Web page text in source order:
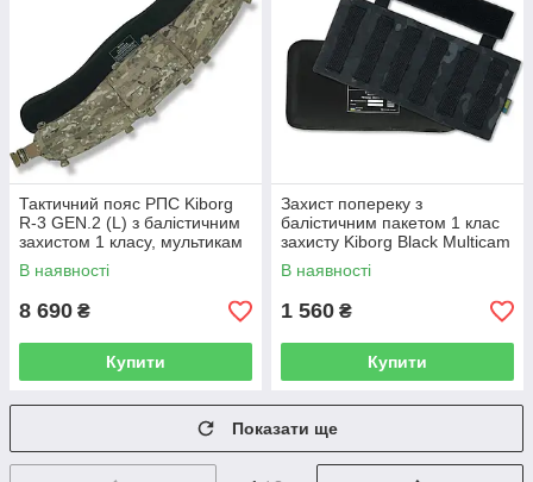
Тактичний пояс РПС Kiborg
R-3 GEN.2 (L) з балістичним
захистом 1 класу, мультикам
В наявності
8 690 ₴
Купити
Захист попереку з
балістичним пакетом 1 клас
захисту Kiborg Black Multicam
В наявності
1 560 ₴
Купити
Показати ще